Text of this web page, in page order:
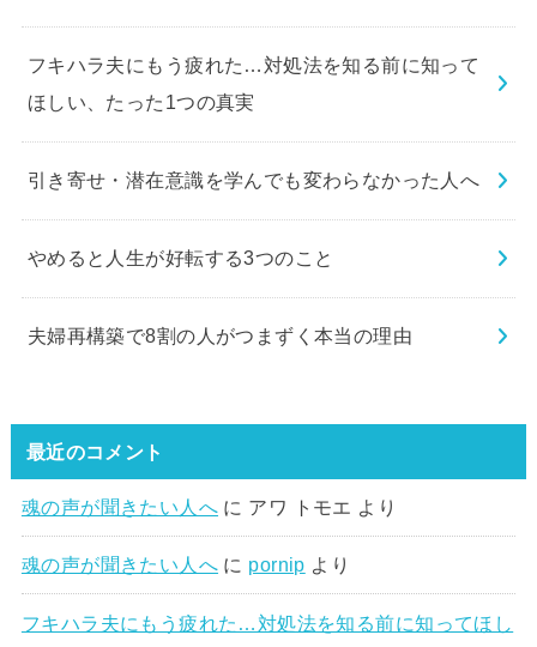
フキハラ夫にもう疲れた…対処法を知る前に知って
ほしい、たった1つの真実
引き寄せ・潜在意識を学んでも変わらなかった人へ
やめると人生が好転する3つのこと
夫婦再構築で8割の人がつまずく本当の理由
最近のコメント
魂の声が聞きたい人へ に アワ トモエ より
魂の声が聞きたい人へ に pornip より
フキハラ夫にもう疲れた…対処法を知る前に知ってほし